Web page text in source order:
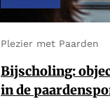
Plezier met Paarden
Bijscholing:
in de